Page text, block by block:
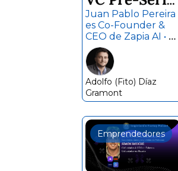
A 💰
Historias,
lecciones y
consejos de
escalar Zapia
AI ⚡ Juan
Pablo Pereira
Juan Pablo Pereira
es Co-Founder &
CEO de Zapia AI •
Endeavor
Entrepreneur •
Board Member •
Inversionista • Ex-
Co-Founder & CEO
de Tiendamia.
Adolfo (Fito) Díaz
Gramont
Emprendedores